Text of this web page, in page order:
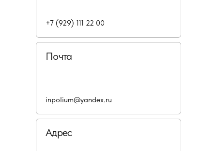
Почта
Адрес
+7 (929) 111 22 00
inpolium@yandex.ru